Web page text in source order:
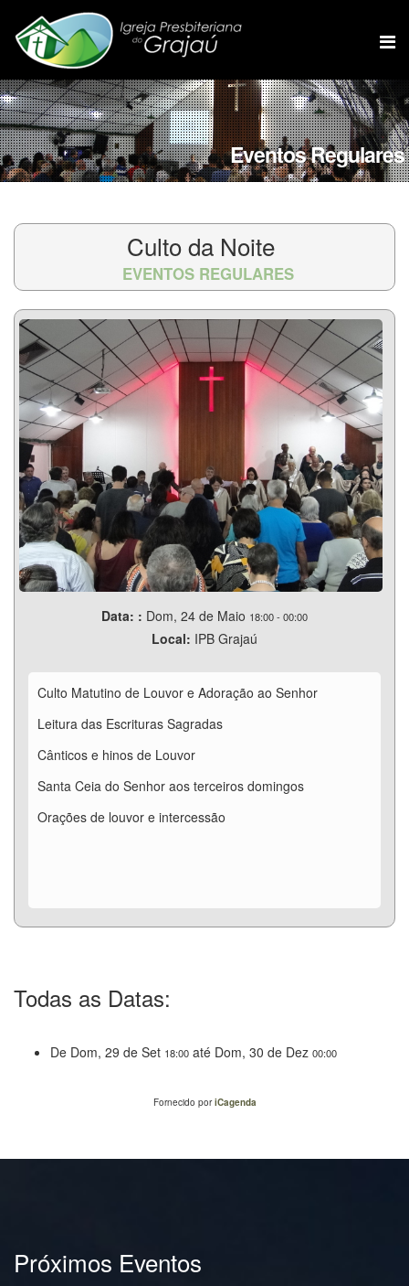
Eventos Regulares
Culto da Noite
EVENTOS REGULARES
Data: : Dom, 24 de Maio 18:00-00:00
Local: IPB Grajaú
Culto Matutino de Louvor e Adoração ao Senhor
Leitura das Escrituras Sagradas
Cânticos e hinos de Louvor
Santa Ceia do Senhor aos terceiros domingos
Orações de louvor e intercessão
Todas as Datas:
De Dom, 29 de Set 18:00 até Dom, 30 de Dez 00:00
Fornecido poriCagenda
Próximos Eventos
AnoMês